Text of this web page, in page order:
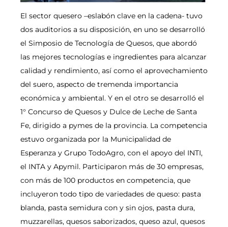
El sector quesero –eslabón clave en la cadena- tuvo
dos auditorios a su disposición, en uno se desarrolló
el Simposio de Tecnología de Quesos, que abordó
las mejores tecnologías e ingredientes para alcanzar
calidad y rendimiento, así como el aprovechamiento
del suero, aspecto de tremenda importancia
económica y ambiental. Y en el otro se desarrolló el
1° Concurso de Quesos y Dulce de Leche de Santa
Fe, dirigido a pymes de la provincia. La competencia
estuvo organizada por la Municipalidad de
Esperanza y Grupo TodoAgro, con el apoyo del INTI,
el INTA y Apymil. Participaron más de 30 empresas,
con más de 100 productos en competencia, que
incluyeron todo tipo de variedades de queso: pasta
blanda, pasta semidura con y sin ojos, pasta dura,
muzzarellas, quesos saborizados, queso azul, quesos